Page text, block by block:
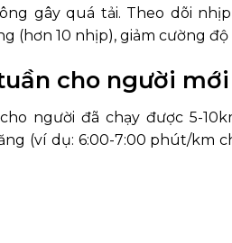
gây quá tải. Theo dõi
10 nhịp), giảm cường độ
cho người mới
người đã chạy được 5-
(ví dụ: 6:00-7:00 phút/km